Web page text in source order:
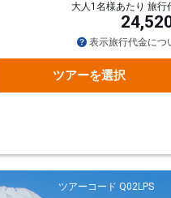
大人1名様あたり 旅行
表示旅行代金につ
ツアーを選択
ツアーコード Q02LPS